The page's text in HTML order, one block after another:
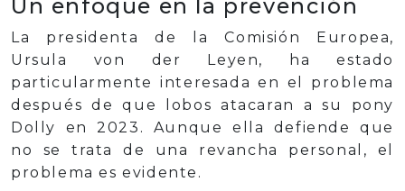
Un enfoque en la prevención
La presidenta de la Comisión Europea,
Ursula von der Leyen, ha estado
particularmente interesada en el problema
después de que lobos atacaran a su pony
Dolly en 2023. Aunque ella defiende que
no se trata de una revancha personal, el
problema es evidente.